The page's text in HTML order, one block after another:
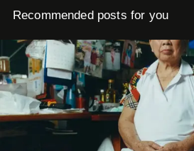
Recommended posts for you